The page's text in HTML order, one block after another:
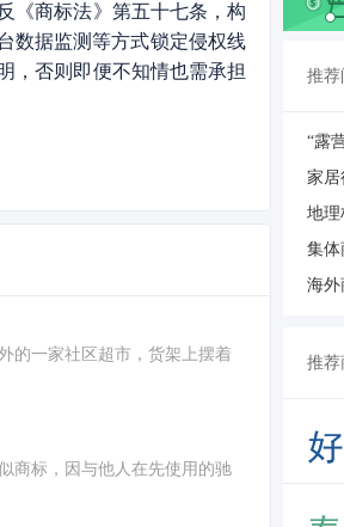
《商标法》第五十七条，构
数据监测等方式锁定侵权线
，否则即便不知情也需承担
的一家社区超市，货架上摆着
商标，因与他人在先使用的驰
推荐
推荐